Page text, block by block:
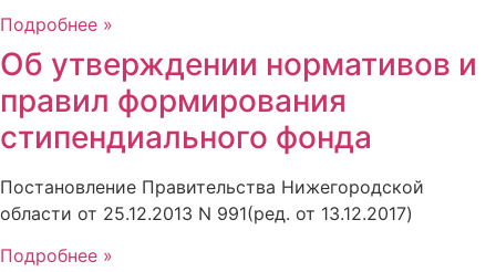
Подробнее »
Об утверждении нормативов и
правил формирования
стипендиального фонда
Постановление Правительства Нижегородской
области от 25.12.2013 N 991(ред. от 13.12.2017)
Подробнее »